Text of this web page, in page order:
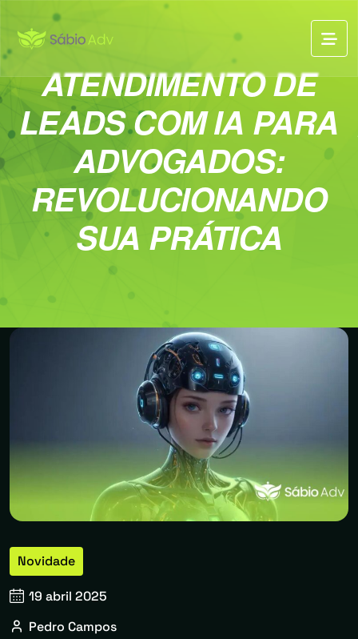
ATENDIMENTO DE
LEADS COM IA PARA
ADVOGADOS:
REVOLUCIONANDO
SUA PRÁTICA
Novidade
19 abril 2025
Pedro Campos